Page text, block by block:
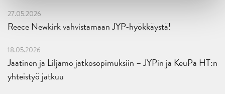
27.05.2026
Reece Newkirk vahvistamaan JYP-hyökkäystä!
18.05.2026
Jaatinen ja Liljamo jatkosopimuksiin – JYPin ja KeuPa HT:n
yhteistyö jatkuu